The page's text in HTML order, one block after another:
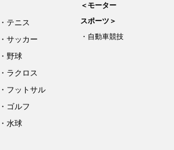
・テニス
・サッカー
・野球
・ラクロス
・フットサル
・ゴルフ
・水球
＜モーター
スポーツ＞
・自動車競技